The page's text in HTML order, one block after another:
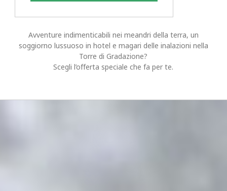
Avventure indimenticabili nei meandri della terra, un
soggiorno lussuoso in hotel e magari delle inalazioni nella
Torre di Gradazione?
Scegli l’offerta speciale che fa per te.